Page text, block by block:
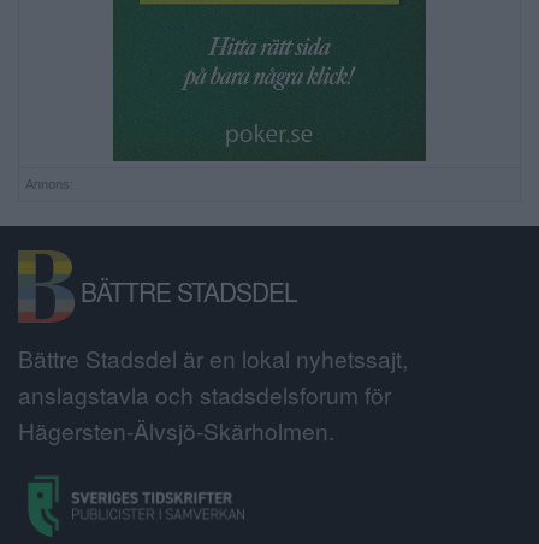
Annons:
BÄTTRE STADSDEL
Bättre Stadsdel är en lokal nyhetssajt,
anslagstavla och stadsdelsforum för
Hägersten-Älvsjö-Skärholmen.